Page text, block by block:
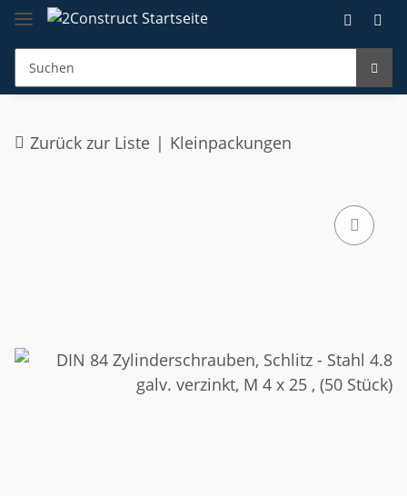
Zurück zur Liste Kleinpackungen